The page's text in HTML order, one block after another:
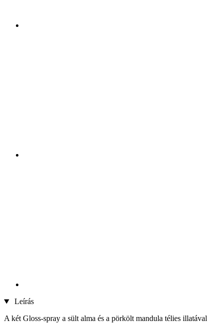
Leírás
A két Gloss-spray a sült alma és a pörkölt mandula télies illatával